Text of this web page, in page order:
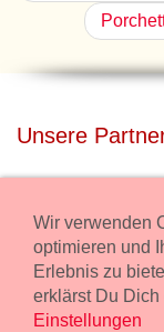
Unsere
Miete unser Haus
Übernachtung.
freilaender.at
Wir verwenden
optimieren und
Erlebnis zu
erklärst Du
Einstellungen